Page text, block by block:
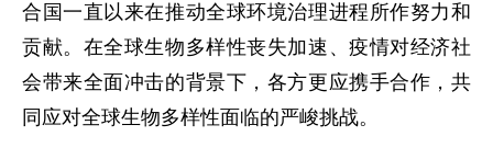
合国一直以来在推动全球环境治理进程所作努力和
贡献。在全球生物多样性丧失加速、疫情对经济社
会带来全面冲击的背景下，各方更应携手合作，共
同应对全球生物多样性面临的严峻挑战。